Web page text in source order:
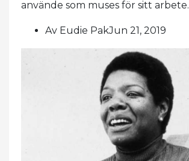
använde som muses för sitt arbete.
Av Eudie PakJun 21, 2019